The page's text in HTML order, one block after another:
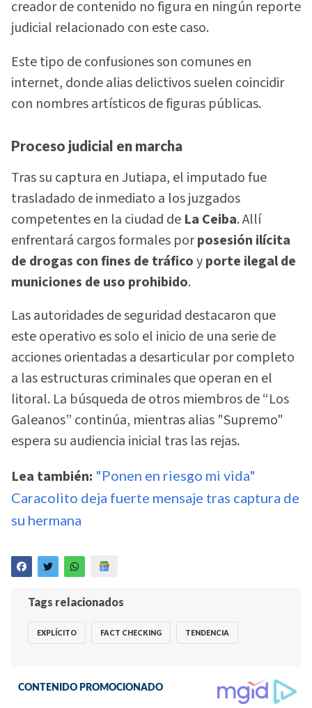
creador de contenido no figura en ningún reporte
judicial relacionado con este caso.
Este tipo de confusiones son comunes en
internet, donde alias delictivos suelen coincidir
con nombres artísticos de figuras públicas.
Proceso judicial en marcha
Tras su captura en Jutiapa, el imputado fue
trasladado de inmediato a los juzgados
competentes en la ciudad de La Ceiba. Allí
enfrentará cargos formales porposesión ilícita
de drogas con fines de tráficoyporte ilegal de
municiones de uso prohibido.
Las autoridades de seguridad destacaron que
este operativo es solo el inicio de una serie de
acciones orientadas a desarticular por completo
a las estructuras criminales que operan en el
litoral. La búsqueda de otros miembros de “Los
Galeanos” continúa, mientras alias "Supremo"
espera su audiencia inicial tras las rejas.
Lea también: "Ponen en riesgo mi vida"
Caracolito deja fuerte mensaje tras captura de
su hermana
Tags relacionados
EXPLÍCITO FACT CHECKING TENDENCIA